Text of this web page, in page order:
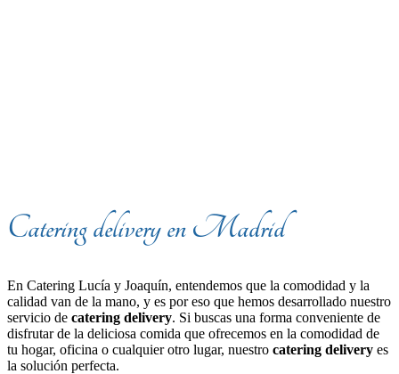
Catering delivery en Madrid
En Catering Lucía y Joaquín, entendemos que la comodidad y la
calidad van de la mano, y es por eso que hemos desarrollado nuestro
servicio de catering delivery. Si buscas una forma conveniente de
disfrutar de la deliciosa comida que ofrecemos en la comodidad de
tu hogar, oficina o cualquier otro lugar, nuestro catering delivery es
la solución perfecta.